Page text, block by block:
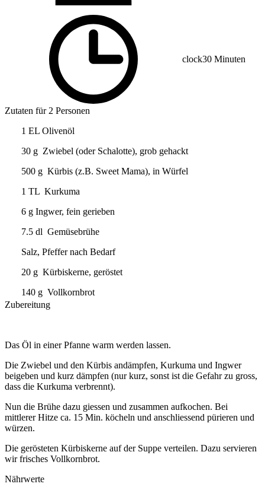
clock30 Minuten
Zutaten für 2 Personen
1 EL Olivenöl
30 g Zwiebel (oder Schalotte), grob gehackt
500 g Kürbis (z.B. Sweet Mama), in Würfel
1 TL Kurkuma
6 g Ingwer, fein gerieben
7.5 dl Gemüsebrühe
Salz, Pfeffer nach Bedarf
20 g Kürbiskerne, geröstet
140 g Vollkornbrot
Zubereitung
Das Öl in einer Pfanne warm werden lassen.
Die Zwiebel und den Kürbis andämpfen, Kurkuma und Ingwer
beigeben und kurz dämpfen (nur kurz, sonst ist die Gefahr zu gross,
dass die Kurkuma verbrennt).
Nun die Brühe dazu giessen und zusammen aufkochen. Bei
mittlerer Hitze ca. 15 Min. köcheln und anschliessend pürieren und
würzen.
Die gerösteten Kürbiskerne auf der Suppe verteilen. Dazu servieren
wir frisches Vollkornbrot.
Nährwerte